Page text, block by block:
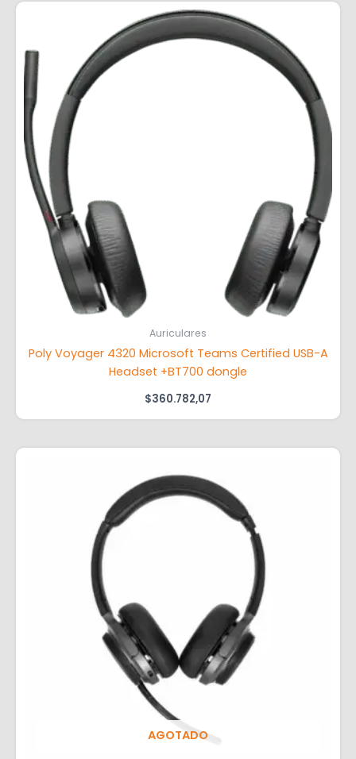
Auriculares
Poly Voyager 4320 Microsoft Teams Certified USB-A
Headset +BT700 dongle
$360.782,07
AGOTADO